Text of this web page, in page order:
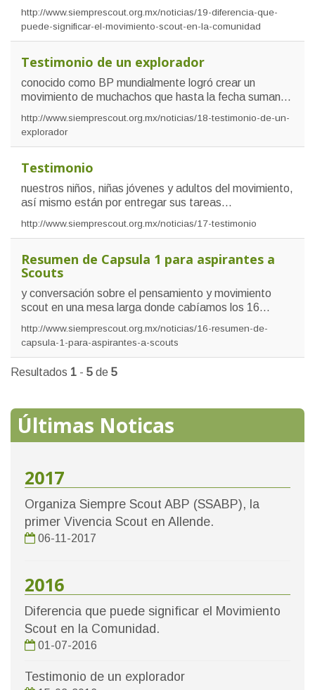
http://www.siemprescout.org.mx/noticias/19-diferencia-que-
puede-significar-el-movimiento-scout-en-la-comunidad
Testimonio de un explorador
conocido como BP mundialmente logró crear un
movimiento de muchachos que hasta la fecha suman...
http://www.siemprescout.org.mx/noticias/18-testimonio-de-un-
explorador
Testimonio
nuestros niños, niñas jóvenes y adultos del movimiento,
así mismo están por entregar sus tareas...
http://www.siemprescout.org.mx/noticias/17-testimonio
Resumen de Capsula 1 para aspirantes a
Scouts
y conversación sobre el pensamiento y movimiento
scout en una mesa larga donde cabíamos los 16...
http://www.siemprescout.org.mx/noticias/16-resumen-de-
capsula-1-para-aspirantes-a-scouts
Resultados 1 - 5 de 5
Últimas Noticas
2017
Organiza Siempre Scout ABP (SSABP), la
primer Vivencia Scout en Allende.
06-11-2017
2016
Diferencia que puede significar el Movimiento
Scout en la Comunidad.
01-07-2016
Testimonio de un explorador